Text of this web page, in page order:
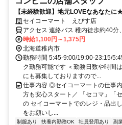
【未経験歓迎】地元LOVEなあなた
ト」であったか接客始めませんか♪
セイコーマート えびす店
アクセス 連絡バス 稚内徒歩約40
ＪＲ宗谷本線 南稚内徒歩約67分
時給1,100円～1,375円
北海道稚内市
勤務時間 5:45-9:00/19:00-23:15/
ク勤務可能です ＜勤務日数や時間
にも募集しておりますので...
仕事内容 ◎セイコーマートの仕事
方も安心スタート／ 「セコマ」「
の セイコーマートでのレジ・品出
をお願いし...
制服あり 扶養内勤務OK 社員登用あり 副